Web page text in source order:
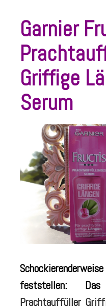
Garnier
Griffige
Serum
feststellen: Das
Prachtauffüller